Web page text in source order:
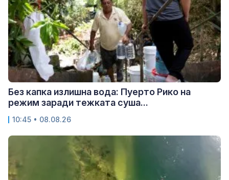
Без капка излишна вода: Пуерто Рико на
режим заради тежката суша...
10:45 • 08.08.26